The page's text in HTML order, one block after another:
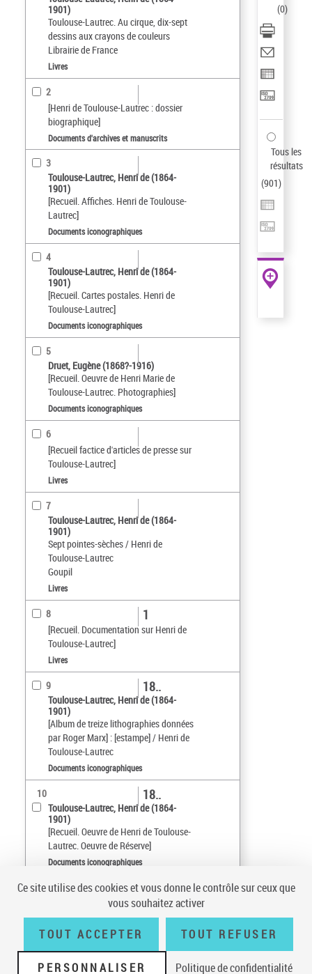
1901)
Toulouse-Lautrec. Au cirque, dix-sept
dessins aux crayons de couleurs
Librairie de France
Livres
2
[Henri de Toulouse-Lautrec : dossier
biographique]
Documents d'archives et manuscrits
3
Toulouse-Lautrec, Henri de (1864-
1901)
[Recueil. Affiches. Henri de Toulouse-
Lautrec]
Documents iconographiques
4
Toulouse-Lautrec, Henri de (1864-
1901)
[Recueil. Cartes postales. Henri de
Toulouse-Lautrec]
Documents iconographiques
5
Druet, Eugène (1868?-1916)
[Recueil. Oeuvre de Henri Marie de
Toulouse-Lautrec. Photographies]
Documents iconographiques
6
[Recueil factice d'articles de presse sur
Toulouse-Lautrec]
Livres
7
Toulouse-Lautrec, Henri de (1864-
1901)
Sept pointes-sèches / Henri de
Toulouse-Lautrec
Goupil
Livres
8
[Recueil. Documentation sur Henri de
Toulouse-Lautrec]
1
Livres
9
Toulouse-Lautrec, Henri de (1864-
1901)
[Album de treize lithographies données
par Roger Marx] : [estampe] / Henri de
Toulouse-Lautrec
18..
Documents iconographiques
10
Toulouse-Lautrec, Henri de (1864-
1901)
[Recueil. Oeuvre de Henri de Toulouse-
Lautrec. Oeuvre de Réserve]
18..
Documents iconographiques
Date (croissant)
sur 91
10
résultats/page
(0)
Tous les
résultats
(901)
Conditions générales d'utilisation | A propos | Plan du site | Écrire à la
Ce site utilise des cookies et vous donne le contrôle sur ceux que
vous souhaitez activer
TOUT ACCEPTER TOUT REFUSER
PERSONNALISER Politique de confidentialité